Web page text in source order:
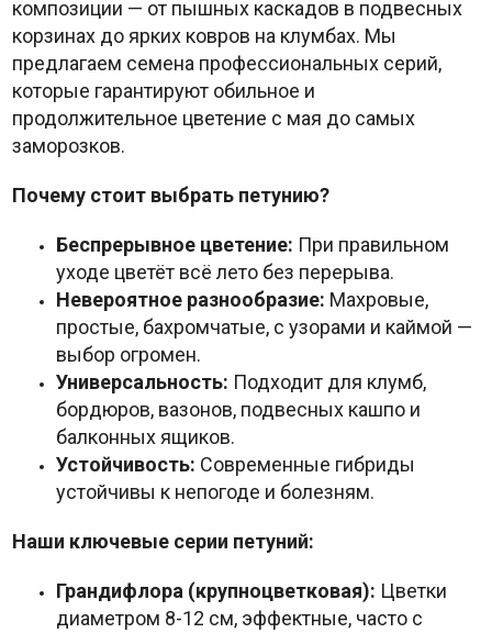
композиции — от пышных каскадов в подвесных
корзинах до ярких ковров на клумбах. Мы
предлагаем семена профессиональных серий,
которые гарантируют обильное и
продолжительное цветение с мая до самых
заморозков.
Почему стоит выбрать петунию?
Беспрерывное цветение: При правильном
уходе цветёт всё лето без перерыва.
Невероятное разнообразие: Махровые,
простые, бахромчатые, с узорами и каймой —
выбор огромен.
Универсальность: Подходит для клумб,
бордюров, вазонов, подвесных кашпо и
балконных ящиков.
Устойчивость: Современные гибриды
устойчивы к непогоде и болезням.
Наши ключевые серии петуний:
Грандифлора (крупноцветковая): Цветки
диаметром 8-12 см, эффектные, часто с